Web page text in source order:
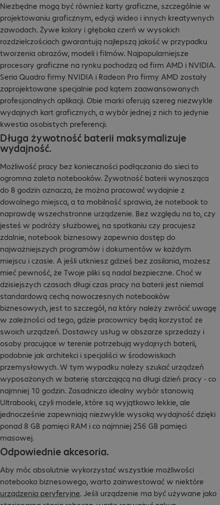
Niezbędne mogą być również karty graficzne, szczególnie w
projektowaniu graficznym, edycji wideo i innych kreatywnych
zawodach. Żywe kolory i głęboka czerń w wysokich
rozdzielczościach gwarantują najlepszą jakość w przypadku
tworzenia obrazów, modeli i filmów. Najpopularniejsze
procesory graficzne na rynku pochodzą od firm AMD i NVIDIA.
Seria Quadro firmy NVIDIA i Radeon Pro firmy AMD zostały
zaprojektowane specjalnie pod kątem zaawansowanych
profesjonalnych aplikacji. Obie marki oferują szereg niezwykle
wydajnych kart graficznych, a wybór jednej z nich to jedynie
kwestia osobistych preferencji.
Długa żywotność baterii maksymalizuje
wydajność.
Możliwość pracy bez konieczności podłączania do sieci to
ogromna zaleta notebooków. Żywotność baterii wynosząca
do 8 godzin oznacza, że można pracować wydajnie z
dowolnego miejsca, a ta mobilność sprawia, że notebook to
naprawdę wszechstronne urządzenie. Bez względu na to, czy
jesteś w podróży służbowej, na spotkaniu czy pracujesz
zdalnie, notebook biznesowy zapewnia dostęp do
najważniejszych programów i dokumentów w każdym
miejscu i czasie. A jeśli utkniesz gdzieś bez zasilania, możesz
mieć pewność, że Twoje pliki są nadal bezpieczne. Choć w
dzisiejszych czasach długi czas pracy na baterii jest niemal
standardową cechą nowoczesnych notebooków
biznesowych, jest to szczegół, na który należy zwrócić uwagę
w zależności od tego, gdzie pracownicy będą korzystać ze
swoich urządzeń. Dostawcy usług w obszarze sprzedaży i
osoby pracujące w terenie potrzebują wydajnych baterii,
podobnie jak architekci i specjaliści w środowiskach
przemysłowych. W tym wypadku należy szukać urządzeń
wyposażonych w baterię starczającą na długi dzień pracy - co
najmniej 10 godzin. Zasadniczo idealny wybór stanowią
Ultrabooki, czyli modele, które są wyjątkowo lekkie, ale
jednocześnie zapewniają niezwykle wysoką wydajność dzięki
ponad 8 GB pamięci RAM i co najmniej 256 GB pamięci
masowej.
Odpowiednie akcesoria.
Aby móc absolutnie wykorzystać wszystkie możliwości
notebooka biznesowego, warto zainwestować w niektóre
urządzenia peryferyjne. Jeśli urządzenie ma być używane jako